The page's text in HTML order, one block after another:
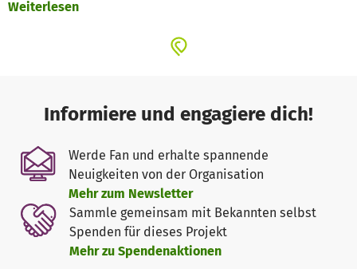
zum Gehegebau.
Unser Fachwissen um die speziellen Bedürfnisse der
Pflege und Haltung aufzuklären und mit Rat und Tat zur
Seite zu stehen.
Außerdem unterhalten wir eine kleine Auffangstation für
ausgesetzte, misshandelte und auch einfach nicht mehr
gewollte Kaninchen. Wir nehmen hauptsächlich alte,
kranke und gehandicapte Kaninchen auf, die ihren
Lebensabend bei uns verbringen dürfen.
Weiterlesen
Informiere und engagiere dich!
Werde Fan und erhalte spannende
Neuigkeiten von der Organisation
Mehr zum Newsletter
Sammle gemeinsam mit Bekannten selbst
Spenden für dieses Projekt
Mehr zu Spendenaktionen